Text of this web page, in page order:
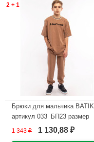
2 + 1
Брюки для мальчика BATIK
артикул 033_БП23 размер
34/134-48/176 цвет бежевый
1 343₽ 1 130,88 ₽